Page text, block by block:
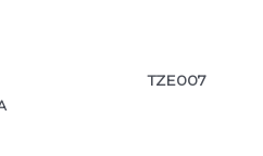
TZE007